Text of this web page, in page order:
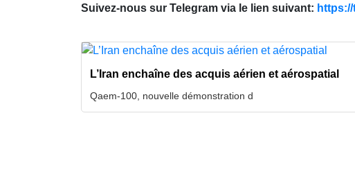
Suivez-nous sur Telegram via le lien suivant:
L’Iran enchaîne des acquis aérien et aérospatial
Qaem-100, nouvelle démonstration d